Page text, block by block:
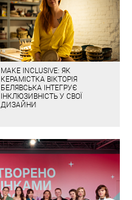
MAKE INCLUSIVE: ЯК
КЕРАМІСТКА ВІКТОРІЯ
БЕЛЯВСЬКА ІНТЕГРУЄ
ІНКЛЮЗИВНІСТЬ У СВОЇ
ДИЗАЙНИ